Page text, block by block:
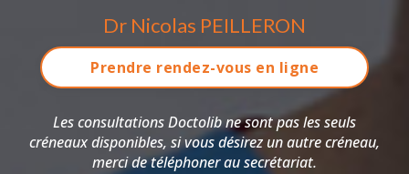
Dr Nicolas PEILLERON
Prendre rendez-vous en ligne
Les consultations Doctolib ne sont pas les seuls
créneaux disponibles, si vous désirez un autre créneau,
merci de téléphoner au secrétariat.